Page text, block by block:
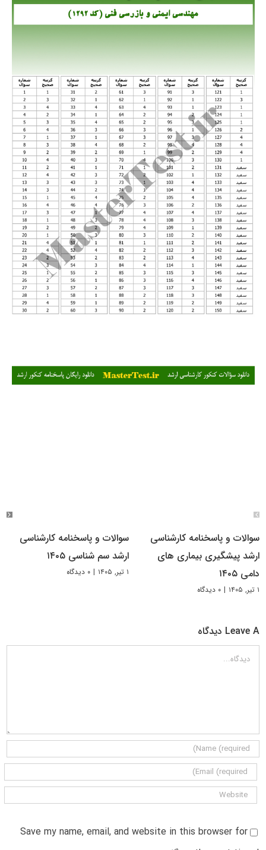
سوالات و پاسخنامه کارشناسی
ارشد پیشگیری بیماری های
دامی ۱۴۰۵
۱ تیر, ۱۴۰۵ | ۰ دیدگاه
سوالات و پاسخنامه کارشناسی
ارشد سم شناسی ۱۴۰۵
۱ تیر, ۱۴۰۵ | ۰ دیدگاه
Leave A دیدگاه
دیدگاه
Save my name, email, and website in this browser for